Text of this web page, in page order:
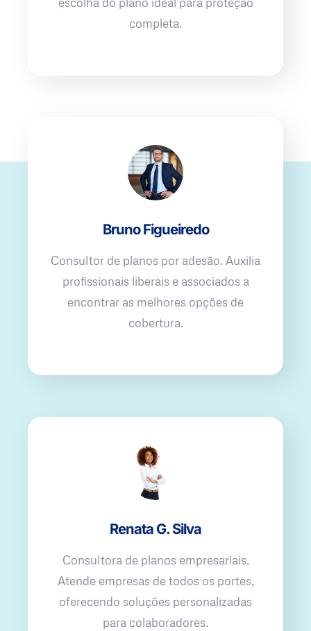
completa.
Bruno Figueiredo
Consultor de planos por adesão. Auxilia
profissionais liberais e associados a
encontrar as melhores opções de
cobertura.
Renata G. Silva
Consultora de planos empresariais.
Atende empresas de todos os portes,
oferecendo soluções personalizadas
para colaboradores.